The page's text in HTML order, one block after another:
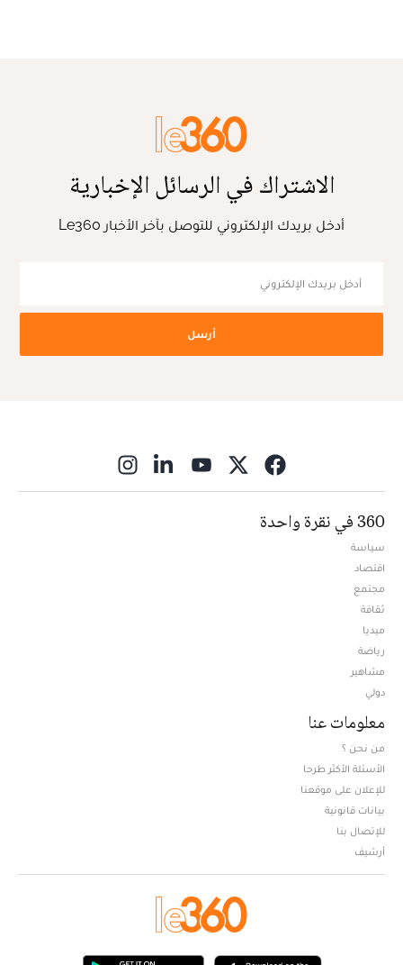
الاشتراك في الرسائل الإخبارية
أدخل بريدك الإلكتروني للتوصل بآخر الأخبار Le360
أرسل
360 في نقرة واحدة
سياسة
اقتصاد
مجتمع
ثقافة
ميديا
رياضة
مشاهير
دولي
معلومات عنا
من نحن ؟
الأسئلة الأكثر طرحا
للإعلان على موقعنا
بيانات قانونية
للإتصال بنا
أرشيف